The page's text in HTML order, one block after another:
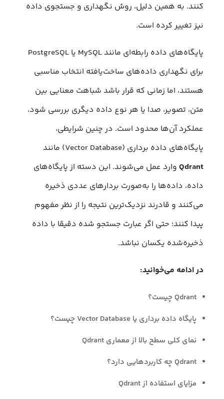
کنند. به همین دلیل، روش نگهداری و جستجوی داده
نیز تغییر کرده است.
پایگاه‌های داده رابطه‌ای مانند MySQL یا PostgreSQL
برای نگهداری داده‌های ساخت‌یافته انتخاب مناسبی
هستند، اما زمانی که قرار باشد شباهت معنایی بین
متن، تصویر، صدا یا هر نوع داده دیگری بررسی شود،
عملکرد آن‌ها محدود است. در چنین شرایطی،
پایگاه‌های داده برداری (Vector Database) مانند
Qdrant وارد عمل می‌شوند. این دسته از پایگاه‌های
داده، داده‌ها را به‌صورت بردارهای عددی ذخیره
می‌کنند و قادرند نزدیک‌ترین نتیجه را از نظر مفهوم
پیدا کنند؛ حتی اگر عبارت جستجو شده دقیقا با داده
ذخیره‌شده یکسان نباشد.
در ادامه می‌خوانید:
Qdrant چیست؟
پایگاه داده برداری یا Vector Database چیست؟
نمای کلی سطح بالا از معماری Qdrant
Qdrant چه کاربردهایی دارد؟
مزایای استفاده از Qdrant